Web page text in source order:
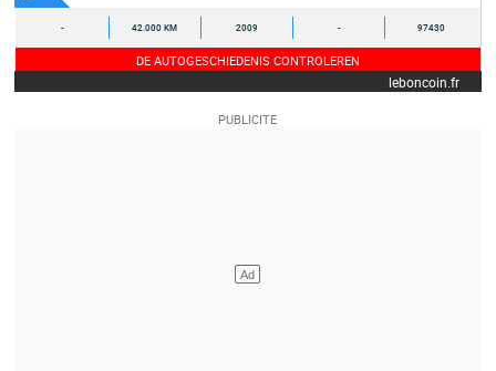
- 42.000 KM 2009 - 97430
DE AUTOGESCHIEDENIS CONTROLEREN
leboncoin.fr